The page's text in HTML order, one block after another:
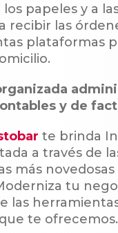
los papeles y a
recibir las
plataformas
y de
te brinda
a través de
más novedosas
tu
las
te ofrecemos.